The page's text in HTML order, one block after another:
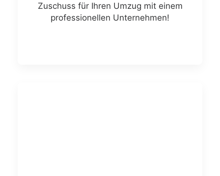
Zuschuss für Ihren Umzug mit einem
professionellen Unternehmen!